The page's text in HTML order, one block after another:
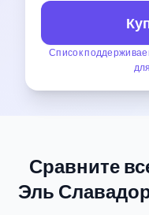
Список
Сравните
Эль